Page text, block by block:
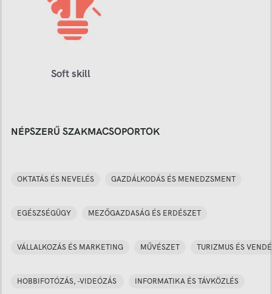
Soft skill
NÉPSZERŰ SZAKMACSOPORTOK
OKTATÁS ÉS NEVELÉS GAZDÁLKODÁS ÉS MENEDZSMENT
EGÉSZSÉGÜGY MEZŐGAZDASÁG ÉS ERDÉSZET
VÁLLALKOZÁS ÉS MARKETING MŰVÉSZET TURIZMUS ÉS
HOBBIFOTÓZÁS, -VIDEÓZÁS INFORMATIKA ÉS TÁVKÖZLÉS